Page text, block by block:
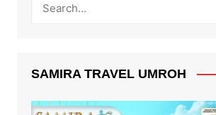
SAMIRA TRAVEL UMROH